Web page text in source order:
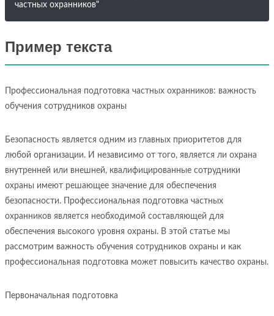
частных охранников"
Пример текста
Профессиональная подготовка частных охранников: важность
обучения сотрудников охраны
Безопасность является одним из главных приоритетов для
любой организации. И независимо от того, является ли охрана
внутренней или внешней, квалифицированные сотрудники
охраны имеют решающее значение для обеспечения
безопасности. Профессиональная подготовка частных
охранников является необходимой составляющей для
обеспечения высокого уровня охраны. В этой статье мы
рассмотрим важность обучения сотрудников охраны и как
профессиональная подготовка может повысить качество охраны.
Первоначальная подготовка